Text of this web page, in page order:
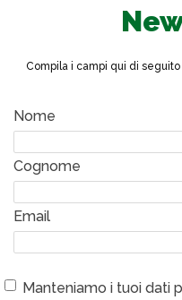
Compila i campi qui di
Nome
Cognome
Email
Manteniamo i tuoi dati